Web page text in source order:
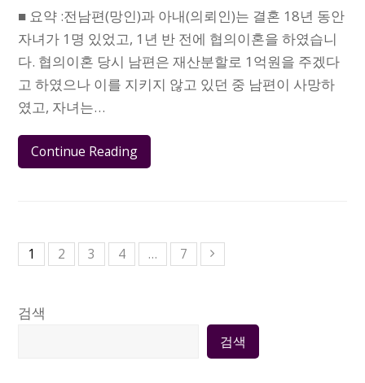
■ 요약 :전남편(망인)과 아내(의뢰인)는 결혼 18년 동안
자녀가 1명 있었고, 1년 반 전에 협의이혼을 하였습니
다. 협의이혼 당시 남편은 재산분할로 1억원을 주겠다
고 하였으나 이를 지키지 않고 있던 중 남편이 사망하
였고, 자녀는…
Continue Reading
1 2 3 4 … 7
검색
검색